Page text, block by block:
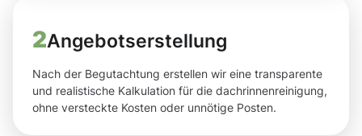
2Angebotserstellung
Nach der Begutachtung erstellen wir eine transparente
und realistische Kalkulation für die dachrinnenreinigung,
ohne versteckte Kosten oder unnötige Posten.